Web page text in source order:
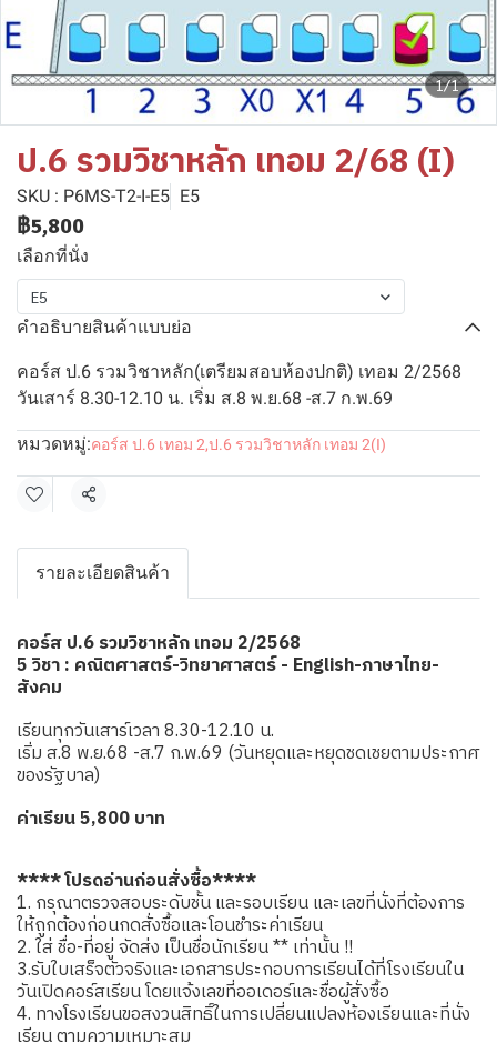
1/1
ป.6 รวมวิชาหลัก เทอม 2/68 (I)
SKU : P6MS-T2-I-E5 E5
฿5,800
เลือกที่นั่ง
E5
คำอธิบายสินค้าแบบย่อ
คอร์ส ป.6 รวมวิชาหลัก(เตรียมสอบห้องปกติ) เทอม 2/2568
วันเสาร์ 8.30-12.10 น. เริ่ม ส.8 พ.ย.68 -ส.7 ก.พ.69
หมวดหมู่:คอร์ส ป.6 เทอม 2,ป.6 รวมวิชาหลัก เทอม 2(I)
แชร์
รายละเอียดสินค้า
คอร์ส ป.6 รวมวิชาหลัก เทอม 2/2568
5 วิชา : คณิตศาสตร์-วิทยาศาสตร์ - English-ภาษาไทย-
สังคม
เรียนทุกวันเสาร์เวลา 8.30-12.10 น.
เริ่ม ส.8 พ.ย.68 -ส.7 ก.พ.69 (วันหยุดและหยุดชดเชยตามประกาศ
ของรัฐบาล)
ค่าเรียน 5,800 บาท
**** โปรดอ่านก่อนสั่งซื้อ****
1. กรุณาตรวจสอบระดับชั้น และรอบเรียน และเลขที่นั่งที่ต้องการ
ให้ถูกต้องก่อนกดสั่งซื้อและโอนชำระค่าเรียน
2. ใส่ ชื่อ-ที่อยู่ จัดส่ง เป็นชื่อนักเรียน ** เท่านั้น !!
3.รับใบเสร็จตัวจริงและเอกสารประกอบการเรียนได้ที่โรงเรียนใน
วันเปิดคอร์สเรียน โดยแจ้งเลขที่ออเดอร์และชื่อผู้สั่งซื้อ
4. ทางโรงเรียนขอสงวนสิทธิ์ในการเปลี่ยนแปลงห้องเรียนและที่นั่ง
เรียน ตามความเหมาะสม